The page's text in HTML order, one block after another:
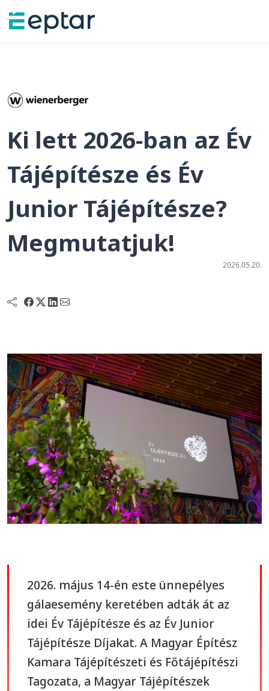
Ki lett 2026-ban az Év
Tájépítésze és Év
Junior Tájépítésze?
Megmutatjuk!
2026.05.20.
2026. május 14-én este ünnepélyes
gálaesemény keretében adták át az
idei Év Tájépítésze és az Év Junior
Tájépítésze Díjakat. A Magyar Építész
Kamara Tájépítészeti és Főtájépítészi
Tagozata, a Magyar Tájépítészek